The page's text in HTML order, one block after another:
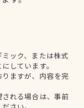
ック、または株式
しています。
ますが、内容を完
れる場合は、事前